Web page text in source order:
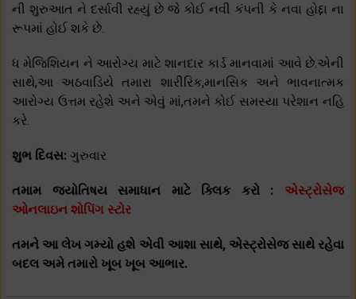
ની શુરુઆત ને દર્સાવી રહ્યું છે જે કોઈ નવી કંપની કે નવા હોદ્દા ના
રૂપમાં હોઈ શકે છે.
ધ મેજિશિયન ને આરોગ્ય માટે શાનદાર કાર્ડ માનવામાં આવે છે.એની
સાથે,આ અઠવાડિયે તમારા શારીરિક,માનસિક અને ભાવનાત્મક
આરોગ્ય ઉત્તમ રહેશે અને એવું માં,તમને કોઈ સમસ્યા પરેશાન નહિ
કરે.
શુભ દિવસ: ગુરુવાર
તમામ જ્યોતિષય સમાધાન માટે ક્લિક કરો : એસ્ટ્રોસેજ
ઓનલાઇન શોપિંગ સ્ટોર
તમને આ લેખ ગમ્યો હશે એવી આશા સાથે, એસ્ટ્રોસેજ સાથે રહેવા
બદલ અમે તમારો ખૂબ ખૂબ આભાર.